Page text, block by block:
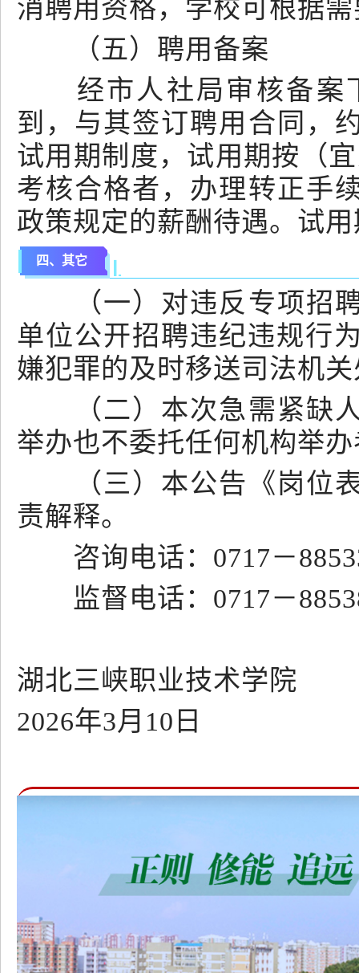
消聘用资格，学校可根据
（五）聘用备案
经市人社局审核备案
到，与其签订聘用合同，
试用期制度，试用期按（
考核合格者，办理转正手
政策规定的薪酬待遇。试
四、其它
（一）对违反专项招聘
单位公开招聘违纪违规行
嫌犯罪的及时移送司法机
（二）本次急需紧缺人
举办也不委托任何机构举
（三）本公告《岗位表
责解释。
咨询电话：0717－
监督电话：0717－
湖北三峡职业技术学院
2026年3月10日